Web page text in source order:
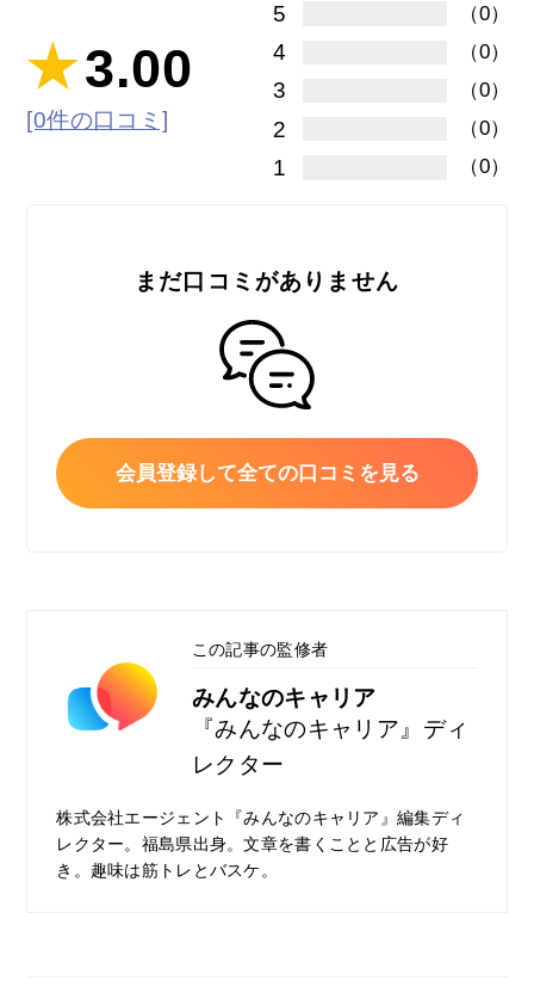
3.00
[0件の口コミ]
5 （0）
4 （0）
3 （0）
2 （0）
1 （0）
まだ口コミがありません
会員登録して全ての口コミを見る
この記事の監修者
みんなのキャリア
『みんなのキャリア』ディ
レクター
株式会社エージェント『みんなのキャリア』編集ディ
レクター。福島県出身。文章を書くことと広告が好
き。趣味は筋トレとバスケ。